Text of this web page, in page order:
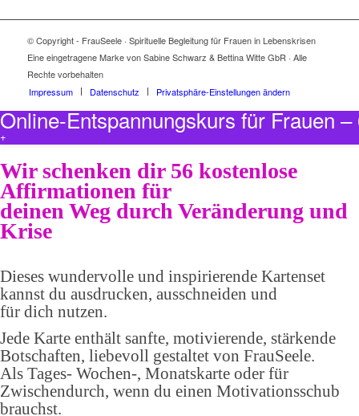
© Copyright - FrauSeele · Spirituelle Begleitung für Frauen in Lebenskrisen
Eine eingetragene Marke von Sabine Schwarz & Bettina Witte GbR · Alle
Rechte vorbehalten
Impressum
Datenschutz Privatsphäre-Einstellungen ändern
Online-Entspannungskurs für Frauen
+
Wir schenken dir 56 kostenlose
Affirmationen für
deinen Weg durch Veränderung und
Krise
Dieses wundervolle und inspirierende Kartenset
kannst du ausdrucken, ausschneiden und
für dich nutzen.
Jede Karte enthält sanfte, motivierende, stärkende
Botschaften, liebevoll gestaltet von FrauSeele.
Als Tages- Wochen-, Monatskarte oder für
Zwischendurch, wenn du einen Motivationsschub
brauchst.